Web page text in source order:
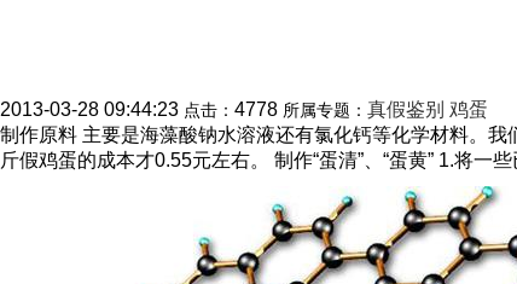
2013-03-28 09:44:23 点击： 4778 所属专题： 真假鉴别 鸡蛋
制作原料 主要是海藻酸钠水溶液还有氯化钙等化学材料。
斤假鸡蛋的成本才0.55元左右。 制作“蛋清”、“蛋黄” 1.将一